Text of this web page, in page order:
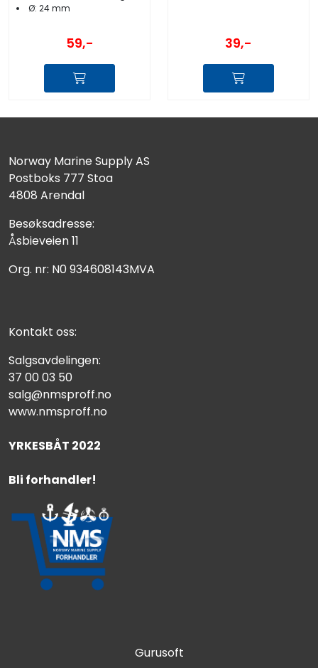
Ø: 24 mm
59,- 39,-
Norway Marine Supply AS
Postboks 777 Stoa
4808 Arendal
Besøksadresse:
Åsbieveien 11
Org. nr: N0 934608143MVA
Kontakt oss:
Salgsavdelingen:
37 00 03 50
salg@nmsproff.no
www.nmsproff.no
YRKESBÅT 2022
Bli forhandler!
Gurusoft